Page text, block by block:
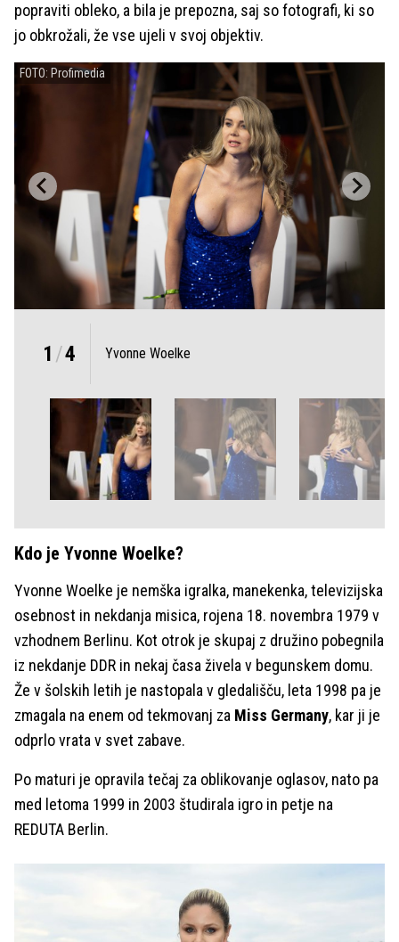
popraviti obleko, a bila je prepozna, saj so fotografi, ki so
jo obkrožali, že vse ujeli v svoj objektiv.
FOTO: Profimedia
1 /4 Yvonne Woelke
Kdo je Yvonne Woelke?
Yvonne Woelke je nemška igralka, manekenka, televizijska
osebnost in nekdanja misica, rojena 18. novembra 1979 v
vzhodnem Berlinu. Kot otrok je skupaj z družino pobegnila
iz nekdanje DDR in nekaj časa živela v begunskem domu.
Že v šolskih letih je nastopala v gledališču, leta 1998 pa je
zmagala na enem od tekmovanj za Miss Germany, kar ji je
odprlo vrata v svet zabave.
Po maturi je opravila tečaj za oblikovanje oglasov, nato pa
med letoma 1999 in 2003 študirala igro in petje na
REDUTA Berlin.